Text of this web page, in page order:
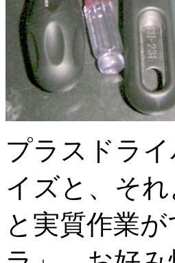
プラスドラ
イズと、そ
と実質作業